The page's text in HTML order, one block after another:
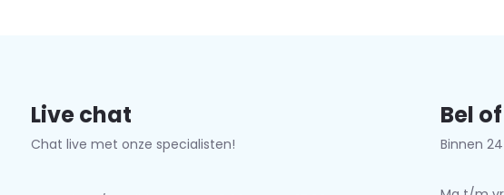
Live chat
Chat live met onze specialisten!
Bel
Binnen